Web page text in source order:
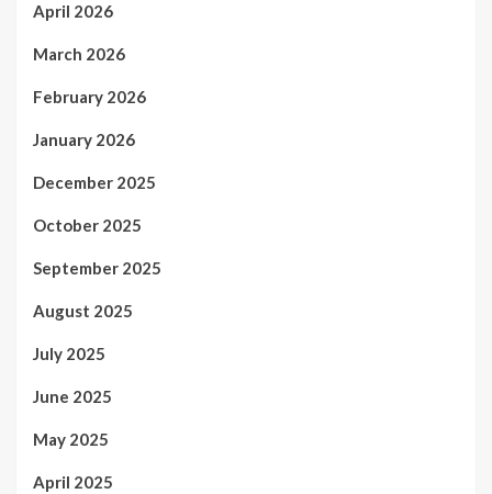
April 2026
March 2026
February 2026
January 2026
December 2025
October 2025
September 2025
August 2025
July 2025
June 2025
May 2025
April 2025